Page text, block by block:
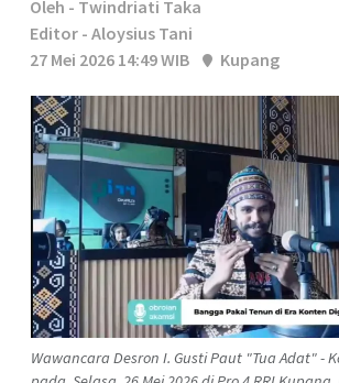
Oleh - Twindriati Taka
Editor - Aloysius Tani
27 Mei 2026 14:49 WIB
Kupang
Wawancara Desron I. Gusti Paut "Tua Adat" -